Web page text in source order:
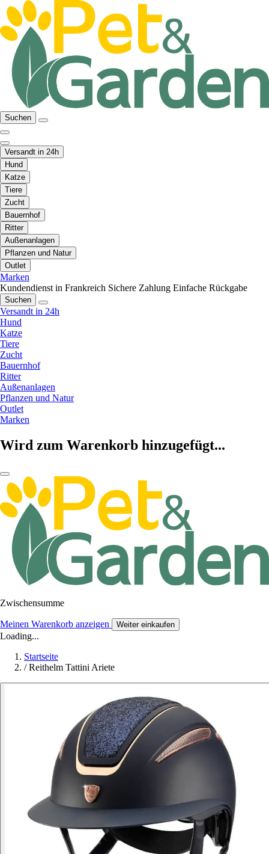
Suchen
Versandt in 24h
Hund
Katze
Tiere
Zucht
Bauernhof
Ritter
Außenanlagen
Pflanzen und Natur
Outlet
Marken
Kundendienst in Frankreich Sichere Zahlung Einfache Rückgabe
Suchen
Versandt in 24h
Hund
Katze
Tiere
Zucht
Bauernhof
Ritter
Außenanlagen
Pflanzen und Natur
Outlet
Marken
Wird zum Warenkorb hinzugefügt...
Zwischensumme
Meinen Warenkorb anzeigen Weiter einkaufen
Loading...
Startseite
/ Reithelm Tattini Ariete